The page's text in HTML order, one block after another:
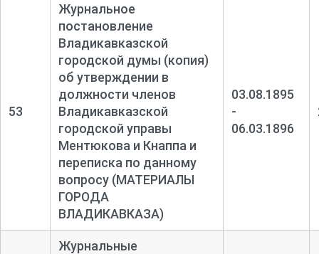
53
Журнальное
постановление
Владикавказской
городской думы (копия)
об утверждении в
должности членов
Владикавказской
городской управы
Ментюкова и Кнаппа и
переписка по данному
вопросу (МАТЕРИАЛЫ
ГОРОДА
ВЛАДИКАВКАЗА)
03.08.1895
-
06.03.1896
Журнальные